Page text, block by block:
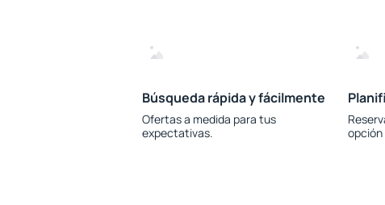
Búsqueda rápida y fácilmente
Ofertas a medida para tus
expectativas.